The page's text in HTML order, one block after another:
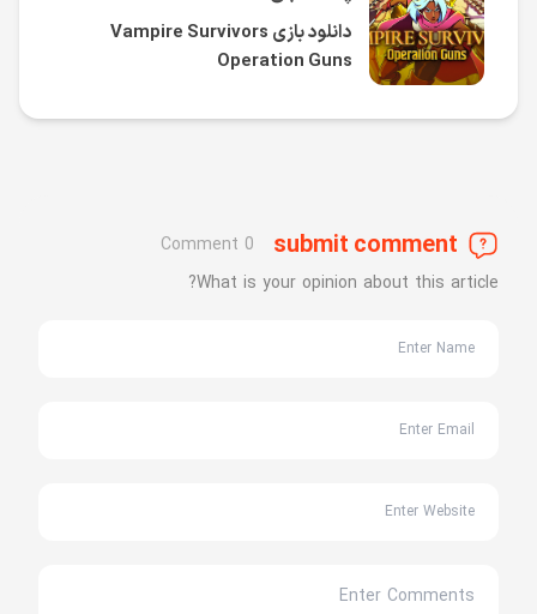
دانلود بازی Vampire Survivors
Operation Guns
submit comment
0 Comment
What is your opinion about this article?